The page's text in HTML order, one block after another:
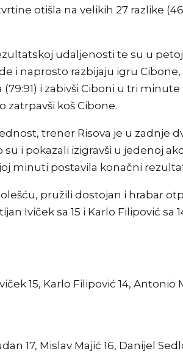
otišla na velikih 27 razlike
udaljenosti te su u
i naprosto razbijaju igru
i zabivši Ciboni u tri
zatrpavši koš Cibone.
trener Risova je u zadnje
i pokazali izigravši u jedenoj
minuti postavila konačni
pružili dostojan i hrabar
Iviček sa 15 i Karlo Filipović sa
15, Karlo Filipović 14,
17, Mislav Majić 16, Danijel